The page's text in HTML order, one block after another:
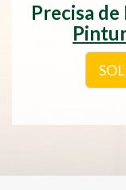
Precisa